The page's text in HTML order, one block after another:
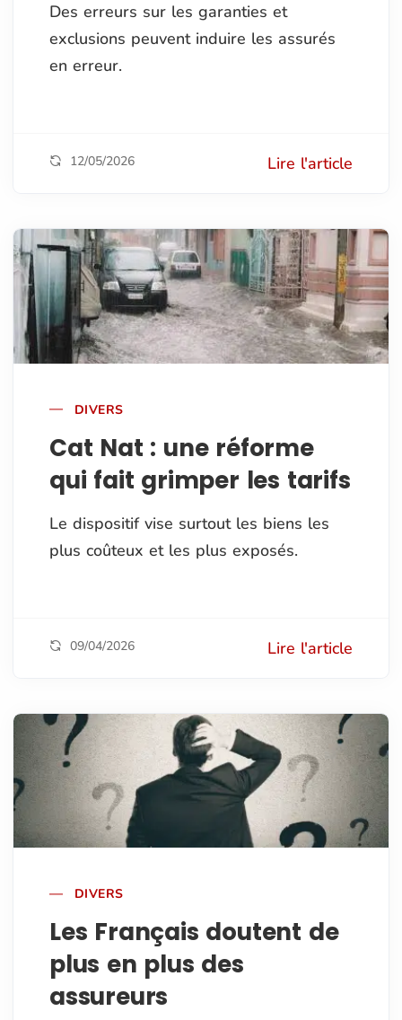
Des erreurs sur les garanties et
exclusions peuvent induire les assurés
en erreur.
12/05/2026 Lire l'article
DIVERS
Cat Nat : une réforme
qui fait grimper les tarifs
Le dispositif vise surtout les biens les
plus coûteux et les plus exposés.
09/04/2026 Lire l'article
DIVERS
Les Français doutent de
plus en plus des
assureurs